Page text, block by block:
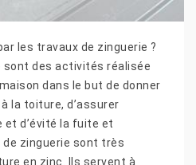
les travaux de zinguerie ?
sont des activités réalisée
dans le but de donner
la toiture, d’assurer
et d’évité la fuite et
de zinguerie sont très
en zinc. Ils servent à